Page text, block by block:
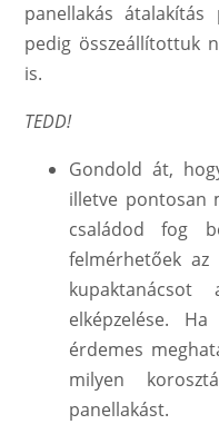
panellakás
pedig összeállítottuk
is.
TEDD!
Gondold át,
illetve pontosan
családod fog
felmérhetőek az
elképzelése.
érdemes
milyen
panellakást.